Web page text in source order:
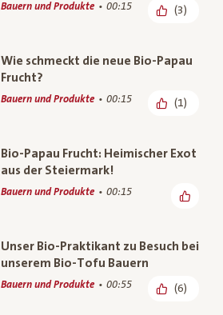
Bauern und Produkte 00:15 (3)
Wie schmeckt die neue Bio-Papau
Frucht?
Bauern und Produkte 00:15 (1)
Bio-Papau Frucht: Heimischer Exot
aus der Steiermark!
Bauern und Produkte 00:15
Unser Bio-Praktikant zu Besuch bei
unserem Bio-Tofu Bauern
Bauern und Produkte 00:55 (6)